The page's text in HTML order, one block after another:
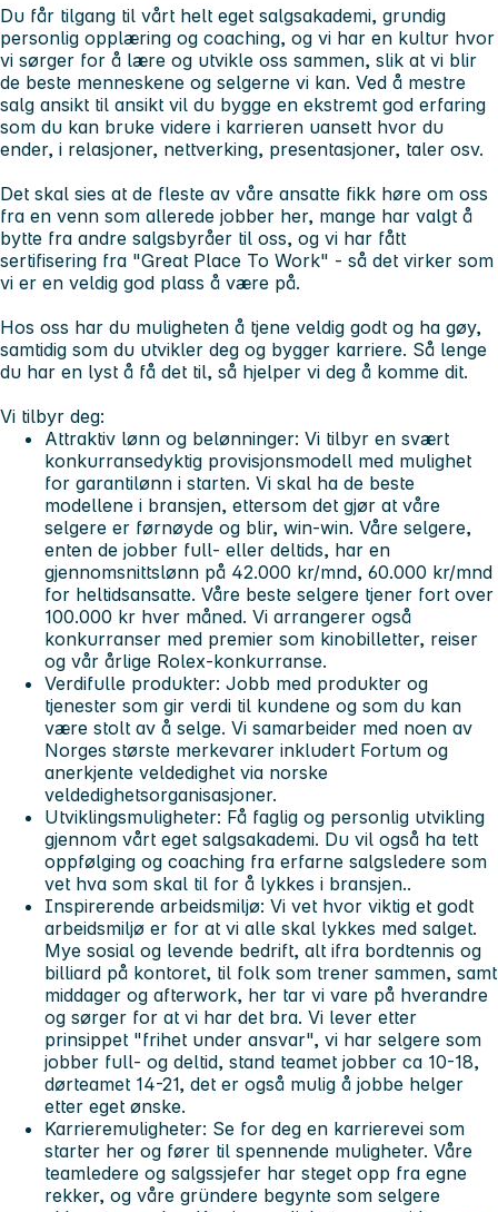
Du får tilgang til vårt helt eget salgsakademi, grundig
personlig opplæring og coaching, og vi har en kultur hvor
vi sørger for å lære og utvikle oss sammen, slik at vi blir
de beste menneskene og selgerne vi kan. Ved å mestre
salg ansikt til ansikt vil du bygge en ekstremt god erfaring
som du kan bruke videre i karrieren uansett hvor du
ender, i relasjoner, nettverking, presentasjoner, taler osv.
Det skal sies at de fleste av våre ansatte fikk høre om oss
fra en venn som allerede jobber her, mange har valgt å
bytte fra andre salgsbyråer til oss, og vi har fått
sertifisering fra "Great Place To Work" - så det virker som
vi er en veldig god plass å være på.
Hos oss har du muligheten å tjene veldig godt og ha gøy,
samtidig som du utvikler deg og bygger karriere. Så lenge
du har en lyst å få det til, så hjelper vi deg å komme dit.
Vi tilbyr deg:
Attraktiv lønn og belønninger: Vi tilbyr en svært
konkurransedyktig provisjonsmodell med mulighet
for garantilønn i starten. Vi skal ha de beste
modellene i bransjen, ettersom det gjør at våre
selgere er førnøyde og blir, win-win. Våre selgere,
enten de jobber full- eller deltids, har en
gjennomsnittslønn på 42.000 kr/mnd, 60.000 kr/mnd
for heltidsansatte. Våre beste selgere tjener fort over
100.000 kr hver måned. Vi arrangerer også
konkurranser med premier som kinobilletter, reiser
og vår årlige Rolex-konkurranse.
Verdifulle produkter: Jobb med produkter og
tjenester som gir verdi til kundene og som du kan
være stolt av å selge. Vi samarbeider med noen av
Norges største merkevarer inkludert Fortum og
anerkjente veldedighet via norske
veldedighetsorganisasjoner.
Utviklingsmuligheter: Få faglig og personlig utvikling
gjennom vårt eget salgsakademi. Du vil også ha tett
oppfølging og coaching fra erfarne salgsledere som
vet hva som skal til for å lykkes i bransjen..
Inspirerende arbeidsmiljø: Vi vet hvor viktig et godt
arbeidsmiljø er for at vi alle skal lykkes med salget.
Mye sosial og levende bedrift, alt ifra bordtennis og
billiard på kontoret, til folk som trener sammen, samt
middager og afterwork, her tar vi vare på hverandre
og sørger for at vi har det bra. Vi lever etter
prinsippet "frihet under ansvar", vi har selgere som
jobber full- og deltid, stand teamet jobber ca 10-18,
dørteamet 14-21, det er også mulig å jobbe helger
etter eget ønske.
Karrieremuligheter: Se for deg en karrierevei som
starter her og fører til spennende muligheter. Våre
teamledere og salgssjefer har steget opp fra egne
rekker, og våre gründere begynte som selgere